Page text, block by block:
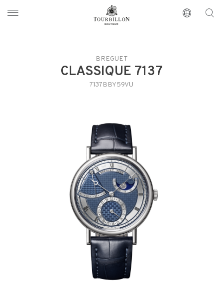
https://www.tourbillon.com/it
BREGUET
CLASSIQUE 7137
7137BBY59VU